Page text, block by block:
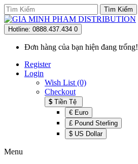
Tìm Kiếm
Hotline: 0888.437.434 0
Đơn hàng của bạn hiện đang trống!
Register
Login
Wish List (0)
Checkout
$ Tiền Tệ
€ Euro
£ Pound Sterling
$ US Dollar
Menu